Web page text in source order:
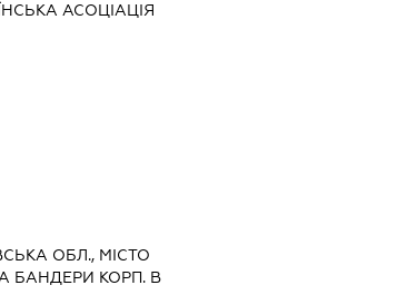
АСОЦІАЦІЯ
ОБЛ., МІСТО
БАНДЕРИ КОРП. В